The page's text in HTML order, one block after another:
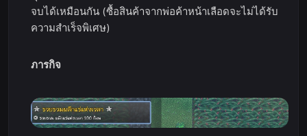
จบได้เหมือนกัน (ซื้อสินค้าจากพ่อค้าหน้าเลือดจะไม่ได้รับ
ความสำเร็จพิเศษ)
ภารกิจ